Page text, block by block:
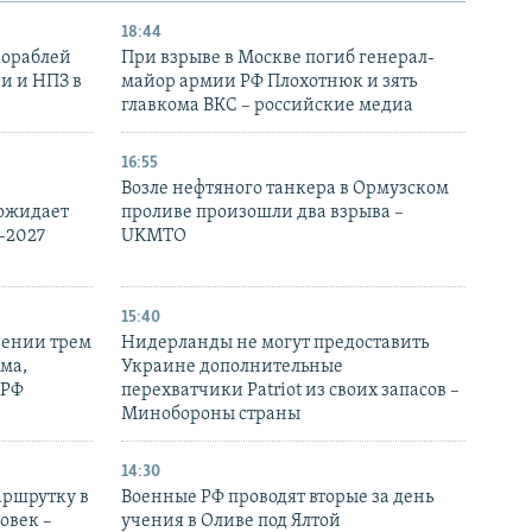
и НПЗ в
18:44
При взрыве в Москве погиб генерал-
майор армии РФ Плохотнюк и зять
главкома ВКС – российские медиа
2027
16:55
Возле нефтяного танкера в Ормузском
проливе произошли два взрыва –
UKMTO
трем
РФ
15:40
Нидерланды не могут предоставить
Украине дополнительные
перехватчики Patriot из своих запасов –
Минобороны страны
в
–
14:30
Военные РФ проводят вторые за день
учения в Оливе под Ялтой